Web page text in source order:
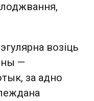
возіць
—
за адно